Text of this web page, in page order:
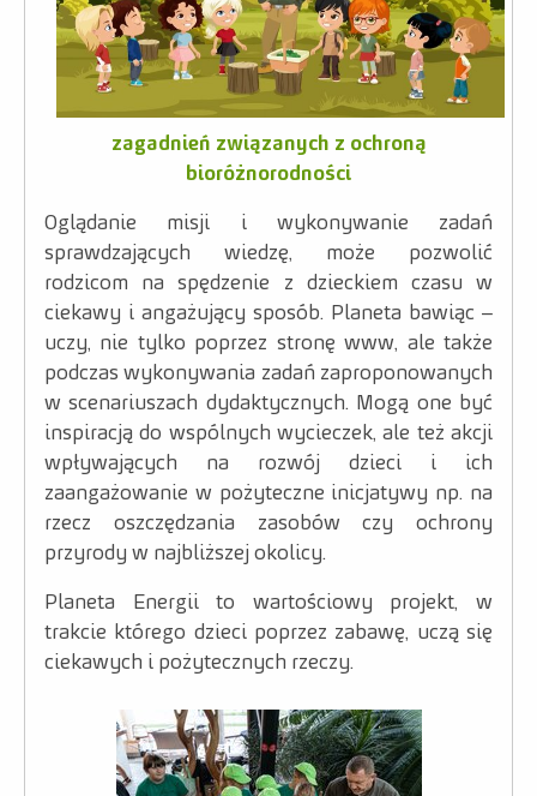
zagadnień związanych z ochroną
bioróżnorodności
Oglądanie misji i wykonywanie zadań
sprawdzających wiedzę, może pozwolić
rodzicom na spędzenie z dzieckiem czasu w
ciekawy i angażujący sposób. Planeta bawiąc –
uczy, nie tylko poprzez stronę www, ale także
podczas wykonywania zadań zaproponowanych
w scenariuszach dydaktycznych. Mogą one być
inspiracją do wspólnych wycieczek, ale też akcji
wpływających na rozwój dzieci i ich
zaangażowanie w pożyteczne inicjatywy np. na
rzecz oszczędzania zasobów czy ochrony
przyrody w najbliższej okolicy.
Planeta Energii to wartościowy projekt, w
trakcie którego dzieci poprzez zabawę, uczą się
ciekawych i pożytecznych rzeczy.